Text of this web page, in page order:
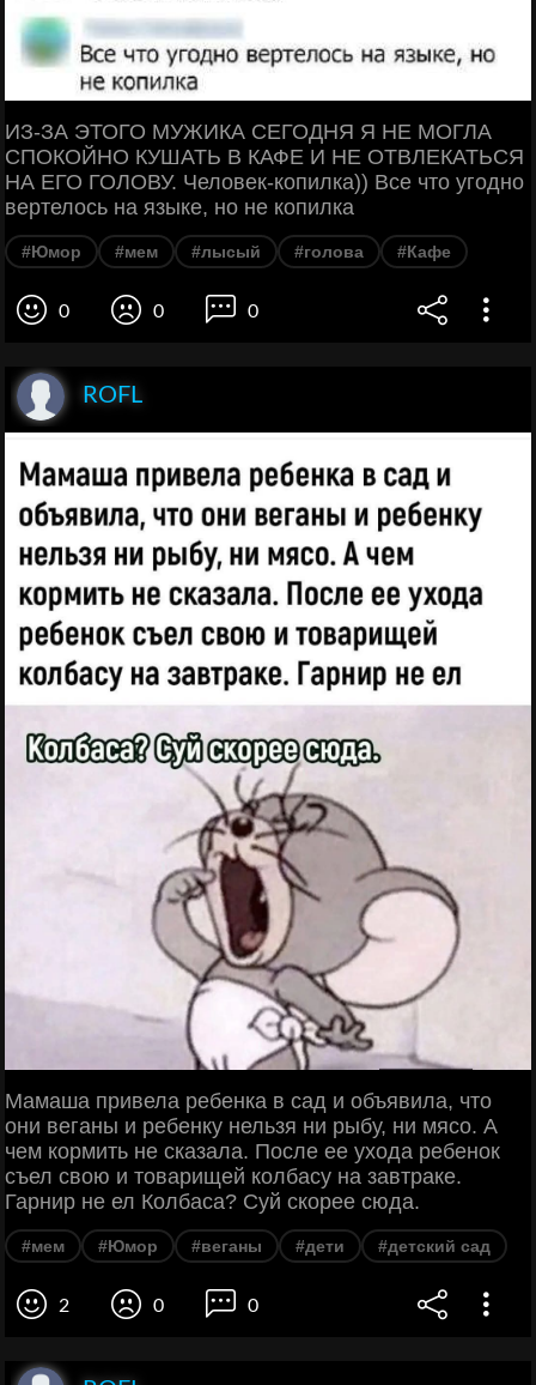
ИЗ-ЗА ЭТОГО МУЖИКА СЕГОДНЯ Я НЕ МОГЛА
СПОКОЙНО КУШАТЬ В КАФЕ И НЕ ОТВЛЕКАТЬСЯ
НА ЕГО ГОЛОВУ. Человек-копилка)) Все что угодно
вертелось на языке, но не копилка
#Юмор #мем #лысый #голова #Кафе
0 0 0
ROFL
Мамаша привела ребенка в сад и объявила, что
они веганы и ребенку нельзя ни рыбу, ни мясо. А
чем кормить не сказала. После ее ухода ребенок
съел свою и товарищей колбасу на завтраке.
Гарнир не ел Колбаса? Суй скорее сюда.
#мем #Юмор #веганы #дети #детский сад
2 0 0